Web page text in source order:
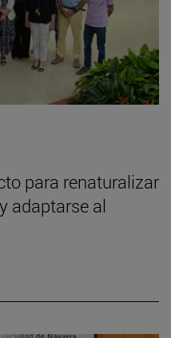
para renaturalizar
adaptarse al